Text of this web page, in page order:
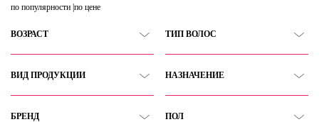
по популярности по цене
ВОЗРАСТ ТИП ВОЛОС
ВИД ПРОДУКЦИИ НАЗНАЧЕНИЕ
БРЕНД ПОЛ